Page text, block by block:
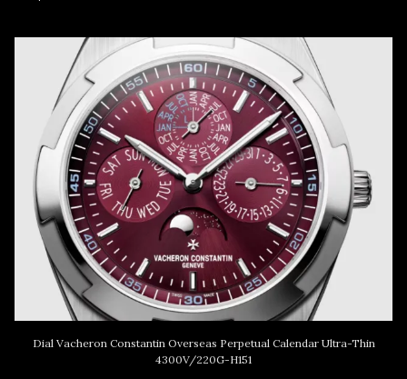
Dial Vacheron Constantin Overseas Perpetual Calendar Ultra-Thin
4300V/220G-H151